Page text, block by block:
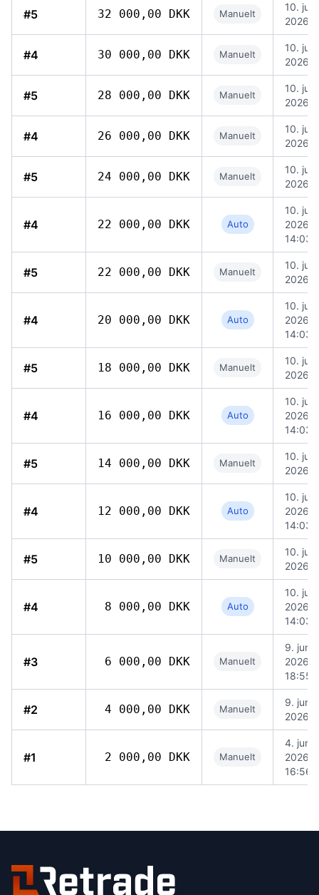
#5 32 000,00 DKK Manuelt
10. juni
2026,
#4 30 000,00 DKK Manuelt
10. juni
2026,
#5 28 000,00 DKK Manuelt
10. juni
2026,
#4 26 000,00 DKK Manuelt
10. juni
2026,
#5 24 000,00 DKK Manuelt
10. juni
2026,
#4 22 000,00 DKK Auto
10. juni
2026,
14:03
#5 22 000,00 DKK Manuelt
10. juni
2026,
#4 20 000,00 DKK Auto
10. juni
2026,
14:03
#5 18 000,00 DKK Manuelt
10. juni
2026,
#4 16 000,00 DKK Auto
10. juni
2026,
14:03
#5 14 000,00 DKK Manuelt
10. juni
2026,
#4 12 000,00 DKK Auto
10. juni
2026,
14:03
#5 10 000,00 DKK Manuelt
10. juni
2026,
#4 8 000,00 DKK Auto
10. juni
2026,
14:03
#3 6 000,00 DKK Manuelt
9. juni
2026,
18:55
#2 4 000,00 DKK Manuelt
9. juni
2026,
#1 2 000,00 DKK Manuelt
4. juni
2026,
16:56